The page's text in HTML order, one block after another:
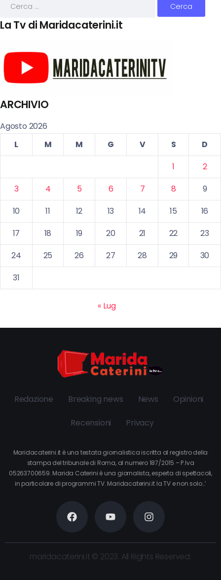
La Tv di Maridacaterini.it
ARCHIVIO
Agosto 2026
L
M M G V S
D
1
2
3
4 5 6 7 8
9
10
11 12 13 14 15
16
17
18 19 20 21 22
23
24
25 26 27 28 29
30
31
« Lug
Redazione Breaking news News Opinioni
Recensioni Privacy
Maridacaterini.it è una testata giornalistica iscritta al registro della
stampa del tribunale di Roma, al numero 187/2015 – P.Iva
05263700659. Marida Caterini è una giornalista, esperta di spettacoli,
in particolare di programmi TV. Maridacaterini.it la TV e non solo…’
maridacaterini.it © 2023. All Rights Reserved.